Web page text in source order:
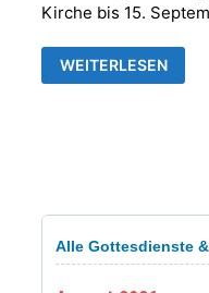
Kirche bis 15.
KIRCHLICHE
NACHRICHTEN
WEITERLESEN
Alle Gottesdienste